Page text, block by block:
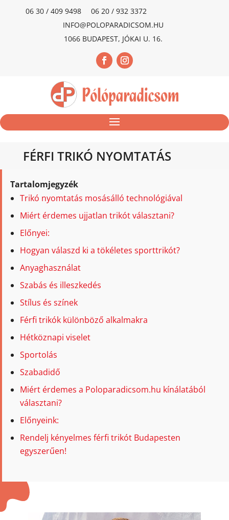
06 30 / 409 9498
06 20 / 932 3372
INFO@POLOPARADICSOM.HU
1066 BUDAPEST, JÓKAI U. 16.
FÉRFI TRIKÓ NYOMTATÁS
Tartalomjegyzék
Trikó nyomtatás mosásálló technológiával
Miért érdemes ujjatlan trikót választani?
Előnyei:
Hogyan válaszd ki a tökéletes sporttrikót?
Anyaghasználat
Szabás és illeszkedés
Stílus és színek
Férfi trikók különböző alkalmakra
Hétköznapi viselet
Sportolás
Szabadidő
Miért érdemes a Poloparadicsom.hu kínálatából
választani?
Előnyeink:
Rendelj kényelmes férfi trikót Budapesten
egyszerűen!